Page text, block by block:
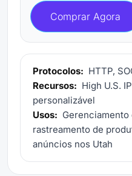
Comprar Agora
Protocolos: HTTP,
Recursos: High U.S.
personalizável
Usos: Gerenciamento
rastreamento de
anúncios nos Utah